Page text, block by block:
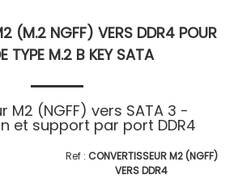
(M.2 NGFF) VERS DDR4 POUR
TYPE M.2 B KEY SATA
M2 (NGFF) vers SATA 3 -
et support par port DDR4
CONVERTISSEUR M2 (NGFF)
VERS DDR4